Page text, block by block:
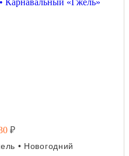
₽
• Новогодний